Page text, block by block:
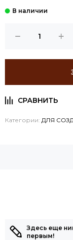
Категории: ДЛЯ
Здесь еще
первым!